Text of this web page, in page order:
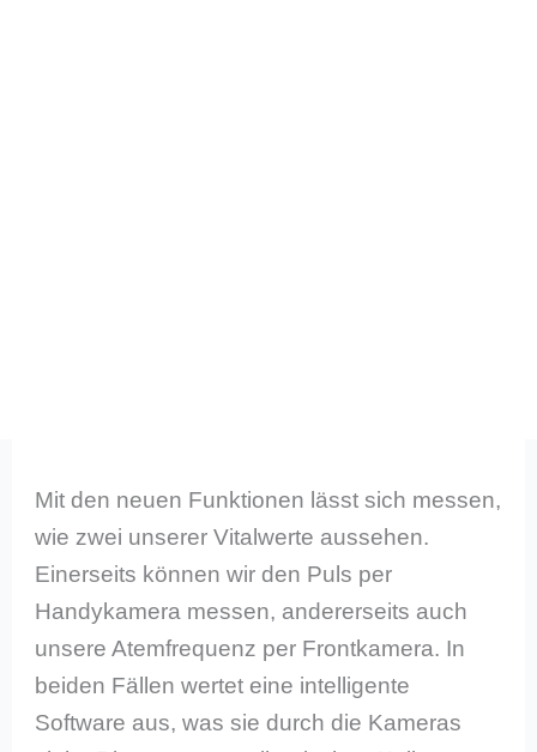
Mit den neuen Funktionen lässt sich messen,
wie zwei unserer Vitalwerte aussehen.
Einerseits können wir den Puls per
Handykamera messen, andererseits auch
unsere Atemfrequenz per Frontkamera. In
beiden Fällen wertet eine intelligente
Software aus, was sie durch die Kameras